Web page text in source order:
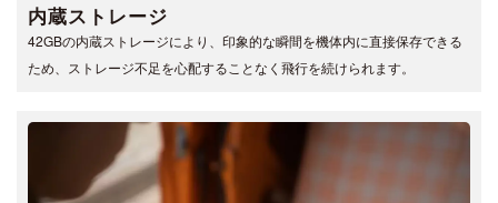
内蔵ストレージ
42GBの内蔵ストレージにより、印象的な瞬間を機体内に直接保存できる
ため、ストレージ不足を心配することなく飛行を続けられます。